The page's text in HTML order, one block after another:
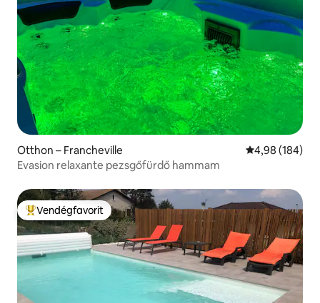
Otthon – Francheville Átlagos
4,98 (184)
Evasion relaxante pezsgőfürdő hammam
Kiemelt vendégfavorit
Vendégfavorit